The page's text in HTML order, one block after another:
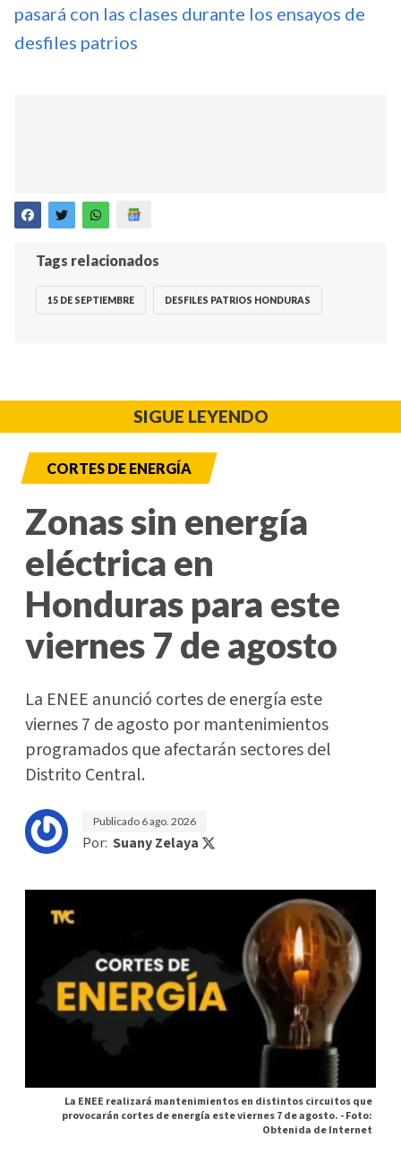
pasará con las clases durante los ensayos de
desfiles patrios
Tags relacionados
15 DE SEPTIEMBRE DESFILES PATRIOS HONDURAS
SIGUE LEYENDO
CORTES DE ENERGÍA
Zonas sin energía
eléctrica en
Honduras para este
viernes 7 de agosto
La ENEE anunció cortes de energía este
viernes 7 de agosto por mantenimientos
programados que afectarán sectores del
Distrito Central.
Publicado 6 ago. 2026
Por: Suany Zelaya
La ENEE realizará mantenimientos en distintos circuitos que
provocarán cortes de energía este viernes 7 de agosto. -Foto:
Obtenida de Internet